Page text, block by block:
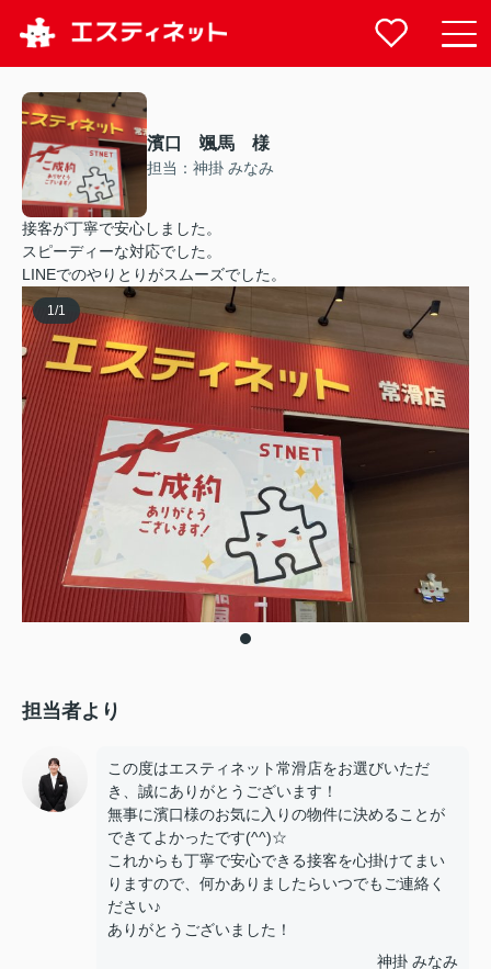
濱口 颯馬 様
担当：神掛 みなみ
接客が丁寧で安心しました。
スピーディーな対応でした。
LINEでのやりとりがスムーズでした。
1 /1
担当者より
この度はエスティネット常滑店をお選びいただ
き、誠にありがとうございます！
無事に濱口様のお気に入りの物件に決めることが
できてよかったです(^^)☆
これからも丁寧で安心できる接客を心掛けてまい
りますので、何かありましたらいつでもご連絡く
ださい♪
ありがとうございました！
神掛 みなみ